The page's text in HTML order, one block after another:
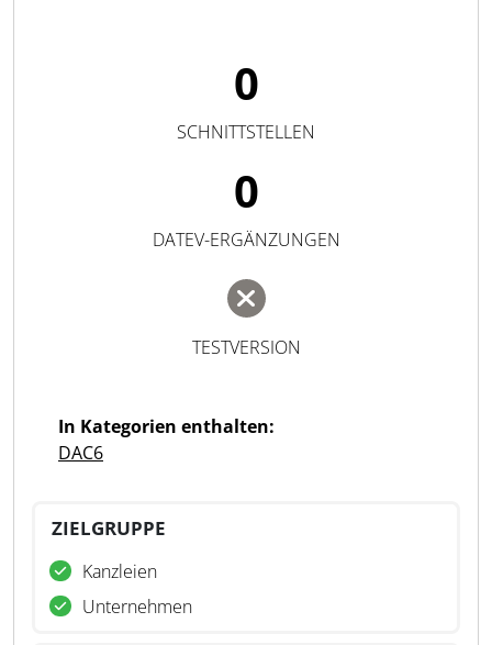
0
SCHNITTSTELLEN
0
DATEV-ERGÄNZUNGEN
TESTVERSION
In Kategorien enthalten:
DAC6
ZIELGRUPPE
Kanzleien
Unternehmen